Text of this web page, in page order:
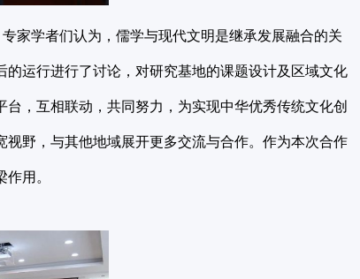
家学者们认为，儒学与现代文明是继承发展融合的关
运行进行了讨论，对研究基地的课题设计及区域文化
，互相联动，共同努力，为实现中华优秀传统文化创
野，与其他地域展开更多交流与合作。作为本次合作
用。